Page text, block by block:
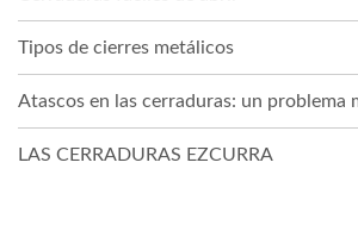
Tipos de cierres metálicos
Atascos en las cerraduras: un problema
LAS CERRADURAS EZCURRA